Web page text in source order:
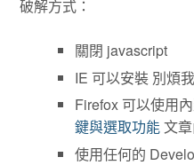
破解方式：
關閉 javascript
IE 可以安裝 別煩
Firefox 可以使用
鍵與選取功能文章
使用任何的